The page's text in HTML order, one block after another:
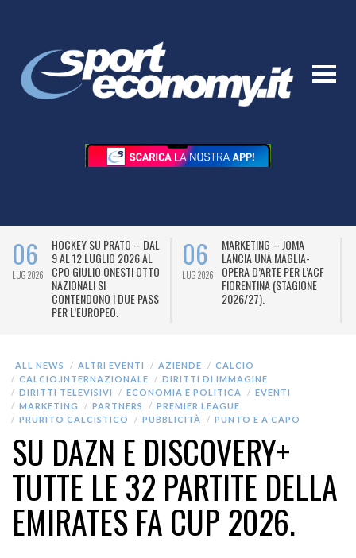
06
LUG 2026
HOCKEY SU PRATO – DAL
9 AL 12 LUGLIO 2026 AL
CPO GIULIO ONESTI OTTO
NAZIONALI SI
CONTENDONO I DUE PASS
PER L’EUROPEO.
06
LUG 2026
MARKETING – JOMA
LANCIA UNA MAGLIA-
OPERA D’ARTE PER L’ACF
FIORENTINA (STAGIONE
2026/27).
ALL NEWS ALTRI EVENTI AZIENDE
CALCIO
CALCIO.INTERNAZIONALE
DIRITTI DI IMMAGINE
DIRITTI TELEVISIVI
ECONOMIA E POLITICA
EVENTI
MARKETING
PARTNERS
PREMIER LEAGUE
PRURITO CALCISTICO
PUBBLICITÀ PUNTO E A CAPO
SU DAZN E DISCOVERY+
TUTTE LE 32 PARTITE DELLA
EMIRATES FA CUP 2026.